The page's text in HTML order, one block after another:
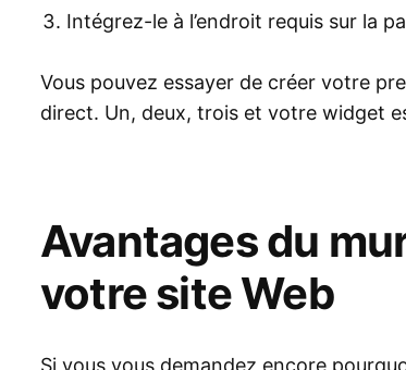
Intégrez-le à l’endroit requis sur la
Vous pouvez essayer de créer votre
direct. Un, deux, trois et votre widget
Avantages du
votre site Web
Si vous vous demandez encore